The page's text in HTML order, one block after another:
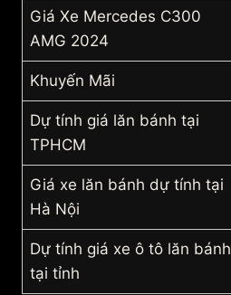
Giá Xe Mercedes C300
AMG 2024
Khuyến Mãi
Dự tính giá lăn bánh tại
TPHCM
Giá xe lăn bánh dự tính tại
Hà Nội
Dự tính giá xe ô tô lăn bánh
tại tỉnh